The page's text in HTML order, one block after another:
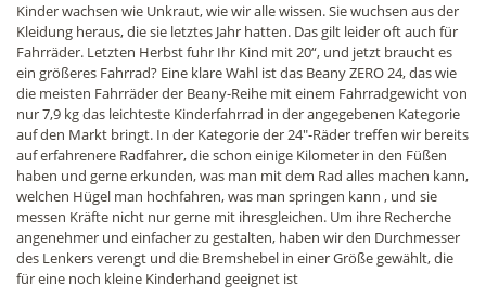
Kinder wachsen wie Unkraut, wie wir alle wissen. Sie wuchsen aus der
Kleidung heraus, die sie letztes Jahr hatten. Das gilt leider oft auch für
Fahrräder. Letzten Herbst fuhr Ihr Kind mit 20“, und jetzt braucht es
ein größeres Fahrrad? Eine klare Wahl ist das Beany ZERO 24, das wie
die meisten Fahrräder der Beany-Reihe mit einem Fahrradgewicht von
nur 7,9 kg das leichteste Kinderfahrrad in der angegebenen Kategorie
auf den Markt bringt. In der Kategorie der 24"-Räder treffen wir bereits
auf erfahrenere Radfahrer, die schon einige Kilometer in den Füßen
haben und gerne erkunden, was man mit dem Rad alles machen kann,
welchen Hügel man hochfahren, was man springen kann , und sie
messen Kräfte nicht nur gerne mit ihresgleichen. Um ihre Recherche
angenehmer und einfacher zu gestalten, haben wir den Durchmesser
des Lenkers verengt und die Bremshebel in einer Größe gewählt, die
für eine noch kleine Kinderhand geeignet ist